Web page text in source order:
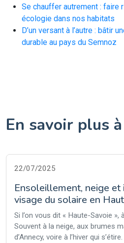
Se chauffer autrement : faire
écologie dans nos habitats
D’un versant à l’autre : bâtir
durable au pays du Semnoz
En savoir plus
22/07/2025
Ensoleillement, neige et
visage du solaire en
Si l’on vous dit « Haute-Savoie
Souvent à la neige, aux brumes
d’Annecy, voire à l’hiver qui